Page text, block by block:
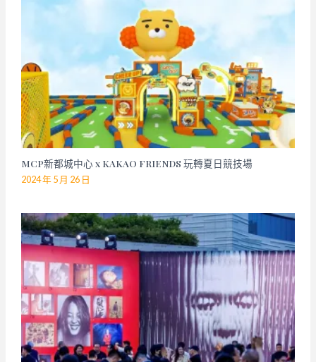
MCP新都城中心 x KAKAO FRIENDS 玩轉夏日競技場
2024 年 5 月 26 日